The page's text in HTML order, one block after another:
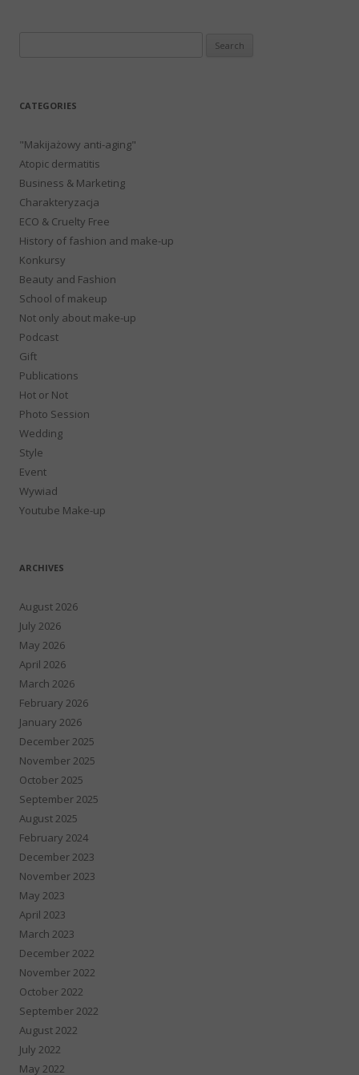
CATEGORIES
"Makijażowy anti-aging"
Atopic dermatitis
Business & Marketing
Charakteryzacja
ECO & Cruelty Free
History of fashion and make-up
Konkursy
Beauty and Fashion
School of makeup
Not only about make-up
Podcast
Gift
Publications
Hot or Not
Photo Session
Wedding
Style
Event
Wywiad
Youtube Make-up
ARCHIVES
August 2026
July 2026
May 2026
April 2026
March 2026
February 2026
January 2026
December 2025
November 2025
October 2025
September 2025
August 2025
February 2024
December 2023
November 2023
May 2023
April 2023
March 2023
December 2022
November 2022
October 2022
September 2022
August 2022
July 2022
May 2022